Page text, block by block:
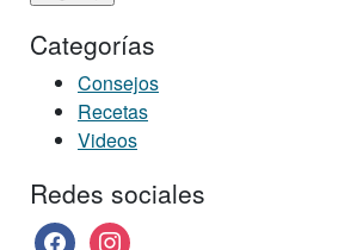
Categorías
Consejos
Recetas
Videos
Redes sociales
facebookinstagram